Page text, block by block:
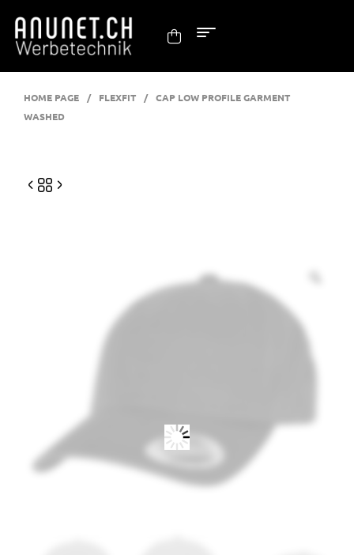
HOME PAGE / FLEXFIT /
CAP LOW PROFILE GARMENT
WASHED